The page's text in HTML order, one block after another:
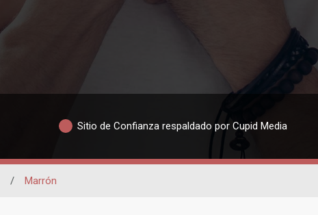
Sitio de Confianza respaldado por Cupid Media
/ Marrón